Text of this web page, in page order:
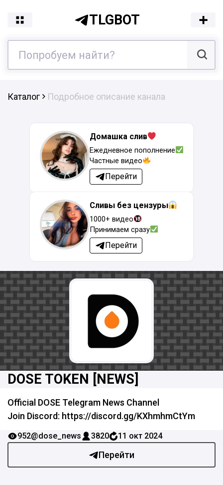
TLGBOT
Каталог Подробное описание канала
Домашка слив
Ежедневное пополнение
Частные видео
Перейти
Сливы без цензуры
1000+ видео
Принимаем сразу
Перейти
DOSE TOKEN [NEWS]
Official DOSE Telegram News Channel
Join Discord: https://discord.gg/KXhmhmCtYm
Перейти
952@dose_news 3820 11 окт 2024